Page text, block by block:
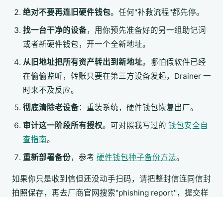
绝对不要再连旧硬件钱包。任何"补救流程"都先停。
找一台干净的设备，用你预先准备好的另一组助记词
或者新硬件钱包，开一个全新地址。
从旧地址把所有资产转出到新地址。哪怕假软件已经
在偷偷监听，转账只要在第三方设备发起，Drainer 一
时来不及反应。
彻底清除老设备：重装系统，硬件钱包恢复出厂。
审计这一阶段所有授权。可对照我写过的 钱包安全自
查指南。
重新部署备份，参考 硬件钱包种子备份方法。
如果你只是收到信但还没动手扫码，请把整封信连同信封
拍照保存，再去厂商官网搜索"phishing report"，提交样